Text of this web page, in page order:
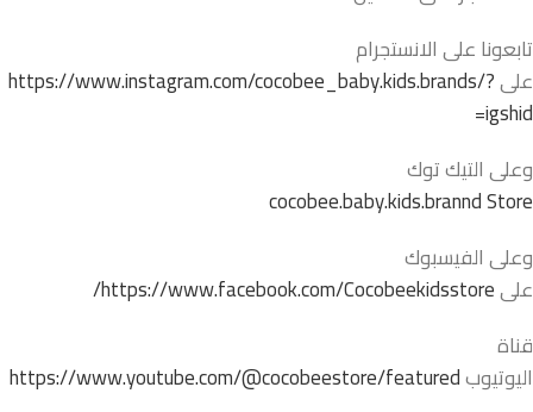
تابعونا على الانستجرام
علىhttps://www.instagram.com/cocobee_baby.kids.brands/?
igshid=
وعلى التيك توك
cocobee.baby.kids.brannd Store
وعلى الفيسبوك
علىhttps://www.facebook.com/Cocobeekidsstore/
قناة
اليوتيوبhttps://www.youtube.com/@cocobeestore/featured